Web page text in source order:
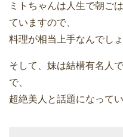
ミトちゃんは人生で朝ご
ていますので、
料理が相当上手なんでし
そして、妹は結構有名人で
で、
超絶美人と話題になってい